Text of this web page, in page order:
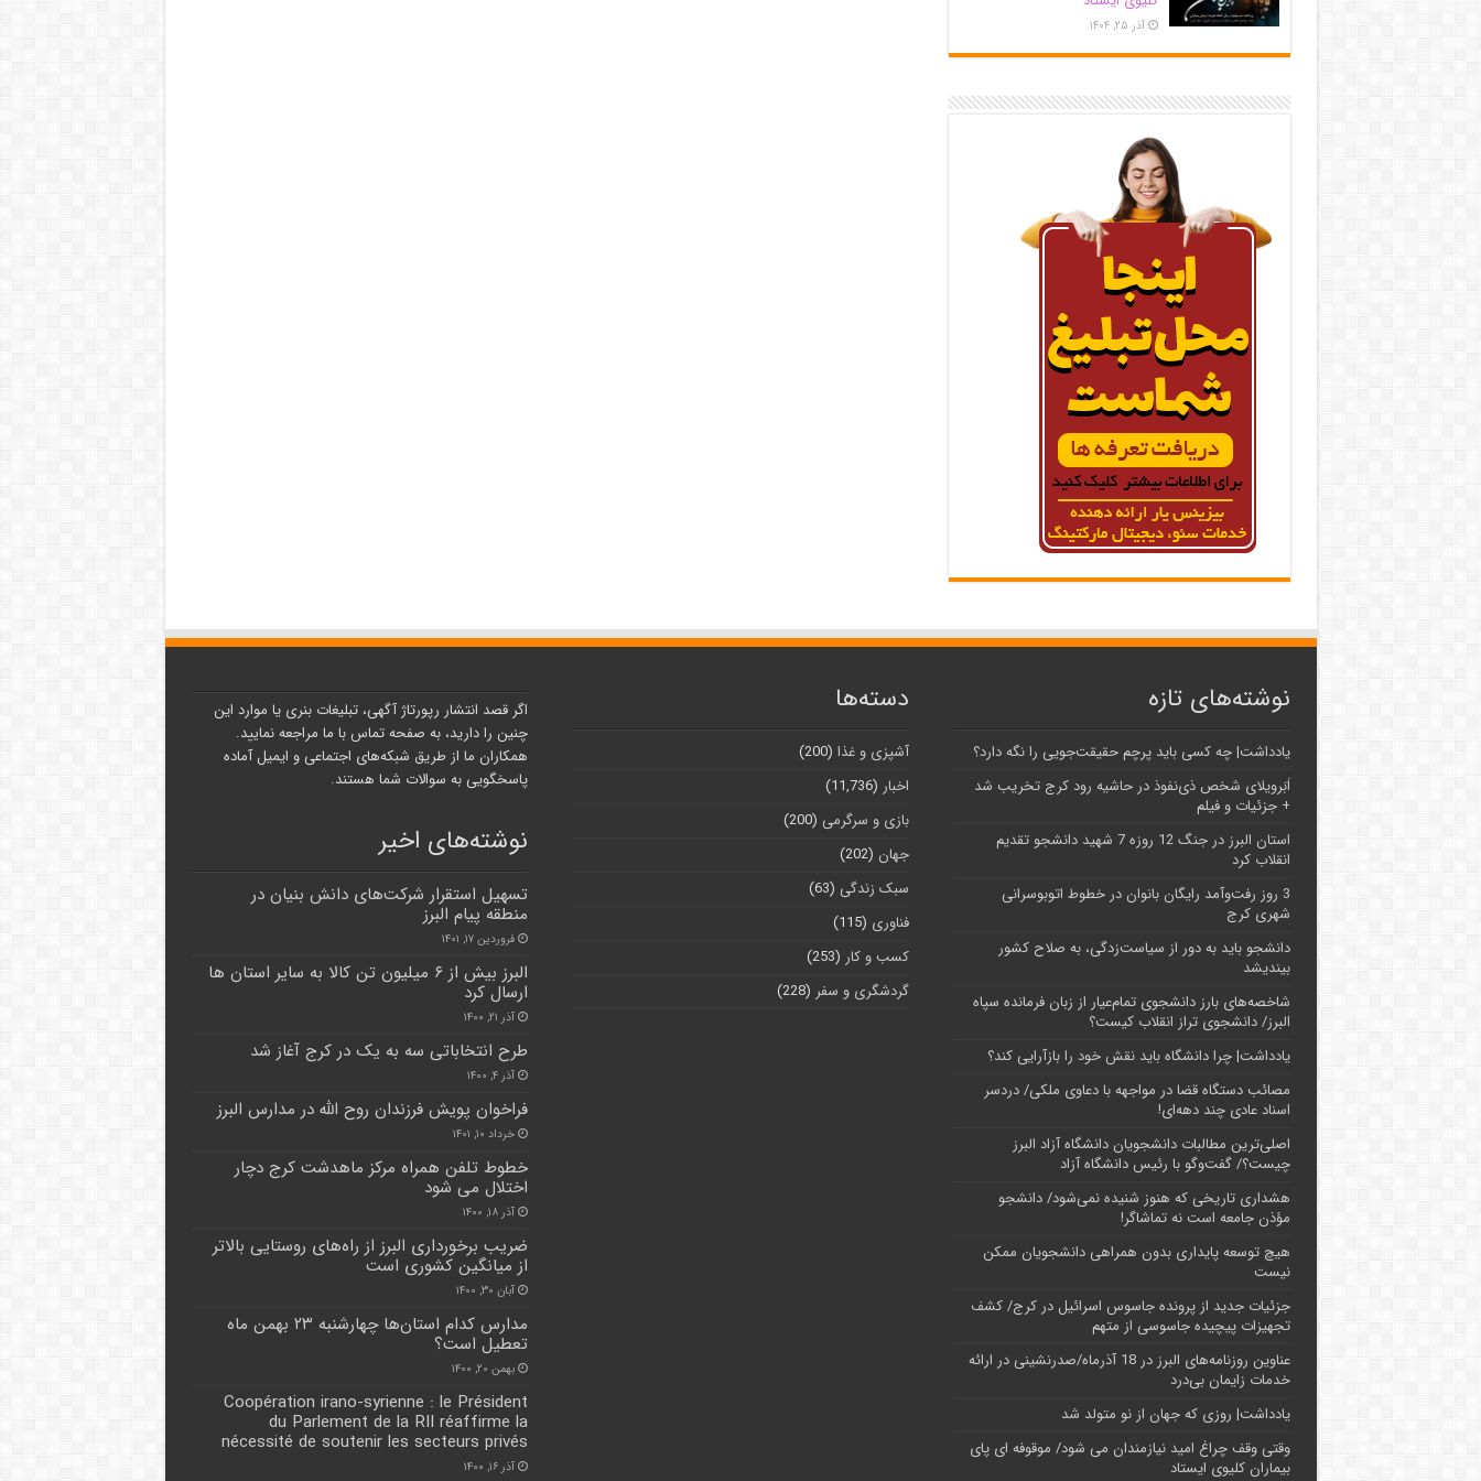
آذر ۲۵, ۱۴۰۴
نوشته‌های تازه
یادداشت| ‌چه کسی باید پرچم حقیقت‌جویی را نگه دارد؟
اَبَر‌ویلای شخص ذی‌نفوذ در حاشیه‌ رود کرج تخریب شد
+ جزئیات و فیلم
استان البرز در جنگ 12 روزه 7 شهید دانشجو تقدیم
انقلاب کرد
3 روز رفت‌وآمد رایگان بانوان در خطوط اتوبوسرانی
شهری کرج
دانشجو باید به دور از سیاست‌زدگی، به صلاح کشور
بیندیشد
شاخصه‌های بارز دانشجوی تمام‌عیار از زبان فرمانده سپاه
البرز/ دانشجوی تراز انقلاب کیست؟
یادداشت| چرا دانشگاه باید نقش خود را بازآرایی کند؟
مصائب دستگاه قضا در مواجهه با دعاوی ملکی/ دردسر
اسناد عادی چند‌ دهه‌ای!
اصلی‌ترین مطالبات دانشجویان دانشگاه آزاد البرز
چیست؟/ گفت‌وگو با رئیس دانشگاه آز‌اد
هشداری تاریخی که هنوز شنیده نمی‌شود/ دانشجو
مؤذن جامعه است نه تماشاگر!
هیچ توسعه پایداری بدون همراهی دانشجویان ممکن
نیست
جزئیات جدید از پرونده جاسوس اسرائیل در کرج/‌ کشف
تجهیزات پیچیده جاسوسی از متهم
عناوین روزنامه‌های البرز در ‌18 آذرماه/صدرنشینی در ارائه
خدمات زایمان بی‌درد
یادداشت| روزی که جهان از نو متولد شد
وقتی وقف چراغ امید نیازمندان می شود/ موقوفه ای پای
بیماران کلیوی ایستاد
دسته‌ها
آشپزی و غذا (200)
اخبار (11,736)
بازی و سرگرمی (200)
جهان (202)
سبک زندگی (63)
فناوری (115)
کسب و کار (253)
گردشگری و سفر (228)
اگر قصد انتشار رپورتاژ آگهی، تبلیغات بنری یا موارد این
چنین را دارید، به صفحه تماس با ما مراجعه نمایید.
همکاران ما از طریق شبکه‌های اجتماعی و ایمیل آماده
پاسخگویی به سوالات شما هستند.
نوشته‌های اخیر
تسهیل استقرار شرکت‌های دانش بنیان در
منطقه پیام البرز
فروردین ۱۷, ۱۴۰۱
البرز بیش از ۶ میلیون تن کالا به سایر استان ها
ارسال کرد
آذر ۲۱, ۱۴۰۰
طرح انتخاباتی سه به یک در کرج آغاز شد
آذر ۴, ۱۴۰۰
فراخوان پویش فرزندان روح الله در مدارس البرز
خرداد ۱۰, ۱۴۰۱
خطوط تلفن همراه مرکز ماهدشت کرج دچار
اختلال می شود
آذر ۱۸, ۱۴۰۰
ضریب برخورداری البرز از راه‌های روستایی بالاتر
از میانگین کشوری است
آبان ۳۰, ۱۴۰۰
مدارس کدام استان‌ها چهارشنبه ۲۳ بهمن ماه
تعطیل است؟
بهمن ۲۰, ۱۴۰۰
Coopération irano-syrienne : le Président
du Parlement de la RII réaffirme la
nécessité de soutenir les secteurs privés
آذر ۱۶, ۱۴۰۰